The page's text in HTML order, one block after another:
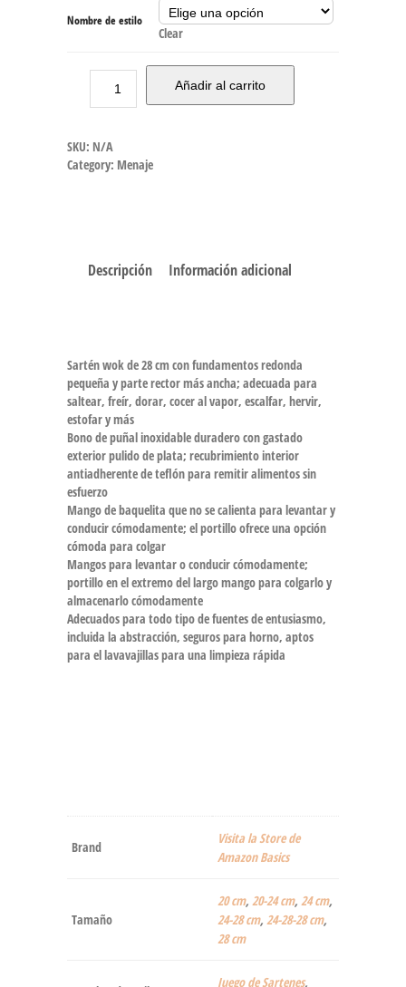
Nombre de estilo
Clear
Añadir al carrito
SKU: N/A
Category: Menaje
Descripción Información adicional
Sartén wok de 28 cm con fundamentos redonda
pequeña y parte rector más ancha; adecuada para
saltear, freír, dorar, cocer al vapor, escalfar, hervir,
estofar y más
Bono de puñal inoxidable duradero con gastado
exterior pulido de plata; recubrimiento interior
antiadherente de teflón para remitir alimentos sin
esfuerzo
Mango de baquelita que no se calienta para levantar y
conducir cómodamente; el portillo ofrece una opción
cómoda para colgar
Mangos para levantar o conducir cómodamente;
portillo en el extremo del largo mango para colgarlo y
almacenarlo cómodamente
Adecuados para todo tipo de fuentes de entusiasmo,
incluida la abstracción, seguros para horno, aptos
para el lavavajillas para una limpieza rápida
Brand
Visita la Store de
Amazon Basics
Tamaño
20 cm, 20-24 cm, 24 cm,
24-28 cm, 24-28-28 cm,
28 cm
Juego de Sartenes,